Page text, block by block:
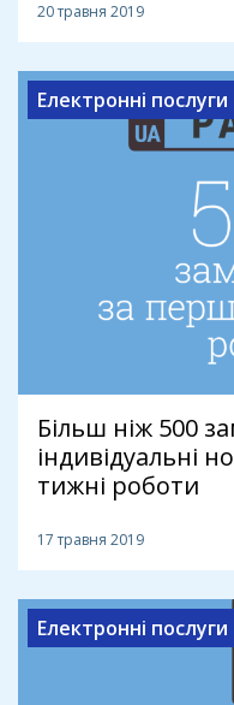
20 травня 2019
Електронні послуги
Більш ніж 500
індивідуальні
тижні роботи
17 травня 2019
Електронні послуги